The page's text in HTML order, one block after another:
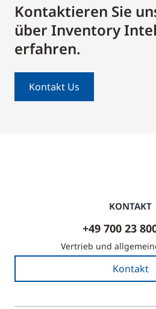
Kontaktieren Sie
über Inventory
erfahren.
Kontakt Us
KONTAKT
+49 700 23
Vertrieb und
Kontakt